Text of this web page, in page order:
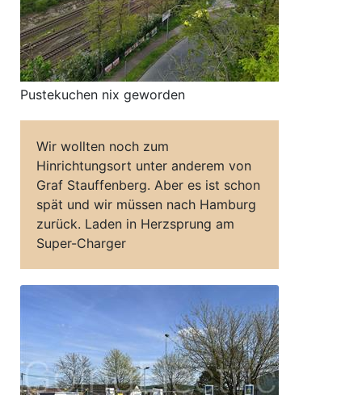
Pustekuchen nix geworden
Wir wollten noch zum
Hinrichtungsort unter anderem von
Graf Stauffenberg. Aber es ist schon
spät und wir müssen nach Hamburg
zurück. Laden in Herzsprung am
Super-Charger